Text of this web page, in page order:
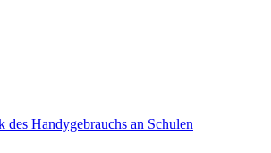
des Handygebrauchs an Schulen